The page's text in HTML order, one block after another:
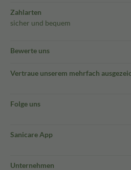
Zahlarten
sicher und bequem
Bewerte uns
Vertraue unserem mehrfach
Folge uns
Sanicare App
Unternehmen